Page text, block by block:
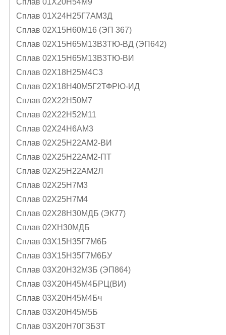
Сплав 01Х20Н54М9
Сплав 01Х24Н25Г7АМ3Д
Сплав 02Х15Н60М16 (ЭП 367)
Сплав 02Х15Н65М13В3ТЮ-ВД (ЭП642)
Сплав 02Х15Н65М13В3ТЮ-ВИ
Сплав 02Х18Н25М4С3
Сплав 02Х18Н40М5Г2ТФРЮ-ИД
Сплав 02Х22Н50М7
Сплав 02Х22Н52М11
Сплав 02Х24Н6AМ3
Сплав 02Х25Н22АМ2-ВИ
Сплав 02Х25Н22АМ2-ПТ
Сплав 02Х25Н22АМ2Л
Сплав 02Х25Н7М3
Сплав 02Х25Н7М4
Сплав 02Х28Н30МДБ (ЭК77)
Сплав 02ХН30МДБ
Сплав 03Х15Н35Г7М6Б
Сплав 03Х15Н35Г7М6БУ
Сплав 03Х20Н32М3Б (ЭП864)
Сплав 03Х20Н45М4БРЦ(ВИ)
Сплав 03Х20Н45М4Бч
Сплав 03Х20Н45М5Б
Сплав 03Х20Н70Г3Б3Т